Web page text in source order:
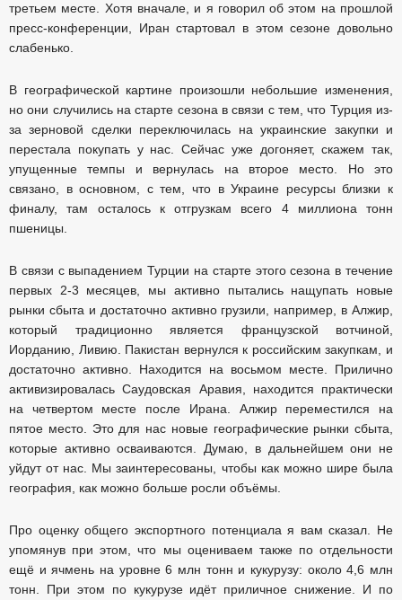
третьем месте. Хотя вначале, и я говорил об этом на прошлой
пресс-конференции, Иран стартовал в этом сезоне довольно
слабенько.
В географической картине произошли небольшие изменения,
но они случились на старте сезона в связи с тем, что Турция из-
за зерновой сделки переключилась на украинские закупки и
перестала покупать у нас. Сейчас уже догоняет, скажем так,
упущенные темпы и вернулась на второе место. Но это
связано, в основном, с тем, что в Украине ресурсы близки к
финалу, там осталось к отгрузкам всего 4 миллиона тонн
пшеницы.
В связи с выпадением Турции на старте этого сезона в течение
первых 2-3 месяцев, мы активно пытались нащупать новые
рынки сбыта и достаточно активно грузили, например, в Алжир,
который традиционно является французской вотчиной,
Иорданию, Ливию. Пакистан вернулся к российским закупкам, и
достаточно активно. Находится на восьмом месте. Прилично
активизировалась Саудовская Аравия, находится практически
на четвертом месте после Ирана. Алжир переместился на
пятое место. Это для нас новые географические рынки сбыта,
которые активно осваиваются. Думаю, в дальнейшем они не
уйдут от нас. Мы заинтересованы, чтобы как можно шире была
география, как можно больше росли объёмы.
Про оценку общего экспортного потенциала я вам сказал. Не
упомянув при этом, что мы оцениваем также по отдельности
ещё и ячмень на уровне 6 млн тонн и кукурузу: около 4,6 млн
тонн. При этом по кукурузе идёт приличное снижение. И по